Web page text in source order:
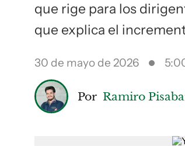
que rige para los
que explica el
30 de mayo de 2026
Por Ramiro